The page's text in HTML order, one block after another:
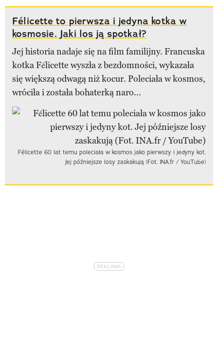
Félicette to pierwsza i jedyna kotka w
kosmosie. Jaki los ją spotkał?
Jej historia nadaje się na film familijny. Francuska
kotka Félicette wyszła z bezdomności, wykazała
się większą odwagą niż kocur. Poleciała w kosmos,
wróciła i została bohaterką naro...
Félicette 60 lat temu poleciała w kosmos jako pierwszy i jedyny kot.
Jej późniejsze losy zaskakują (Fot. INA.fr / YouTube)